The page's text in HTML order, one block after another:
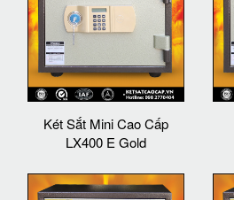
Két Sắt Mini Cao Cấp
LX400 E Gold